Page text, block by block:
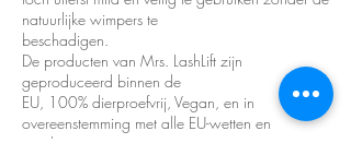
natuurlijke wimpers te
beschadigen.
De producten van Mrs. LashLift zijn
geproduceerd binnen de
EU, 100% dierproefvrij, Vegan, en in
overeenstemming met alle EU-wetten en
regelgeving.